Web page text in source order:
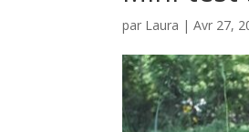
par Laura |Avr 27,